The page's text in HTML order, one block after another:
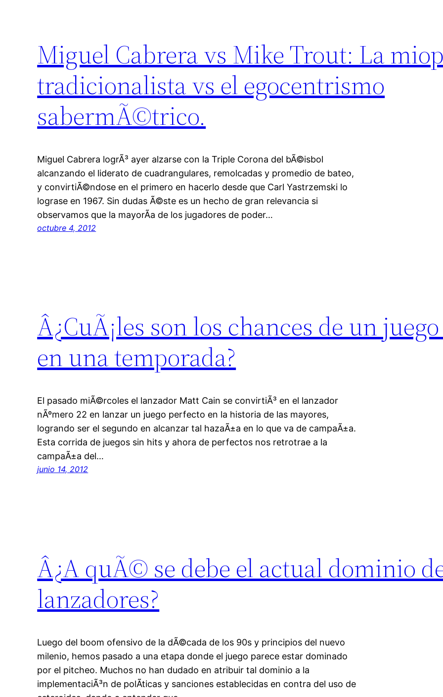
Miguel Cabrera vs Mike Trout: La
tradicionalista vs el egocentrismo
sabermÃ©trico.
Miguel Cabrera logrÃ³ ayer alzarse con la Triple Corona del bÃ©isbol
alcanzando el liderato de cuadrangulares, remolcadas y promedio de bateo,
y convirtiÃ©ndose en el primero en hacerlo desde que Carl Yastrzemski lo
lograse en 1967. Sin dudas Ã©ste es un hecho de gran relevancia si
observamos que la mayorÃ­a de los jugadores de poder…
octubre 4, 2012
Â¿CuÃ¡les son los chances de un
en una temporada?
El pasado miÃ©rcoles el lanzador Matt Cain se convirtiÃ³ en el lanzador
nÃºmero 22 en lanzar un juego perfecto en la historia de las mayores,
logrando ser el segundo en alcanzar tal hazaÃ±a en lo que va de campaÃ±a.
Esta corrida de juegos sin hits y ahora de perfectos nos retrotrae a la
campaÃ±a del…
junio 14, 2012
Â¿A quÃ© se debe el actual dominio
lanzadores?
Luego del boom ofensivo de la dÃ©cada de los 90s y principios del nuevo
milenio, hemos pasado a una etapa donde el juego parece estar dominado
por el pitcheo. Muchos no han dudado en atribuir tal dominio a la
implementaciÃ³n de polÃ­ticas y sanciones establecidas en contra del uso de